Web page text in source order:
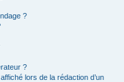
?
?
lors de la rédaction d’un